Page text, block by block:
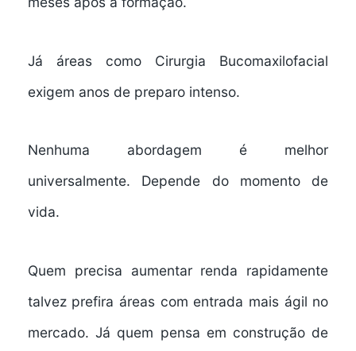
Já áreas como Cirurgia Bucomaxilofacial
exigem anos de preparo intenso.
Nenhuma abordagem é melhor
universalmente. Depende do momento de
vida.
Quem precisa aumentar renda rapidamente
talvez prefira áreas com entrada mais ágil no
mercado. Já quem pensa em construção de